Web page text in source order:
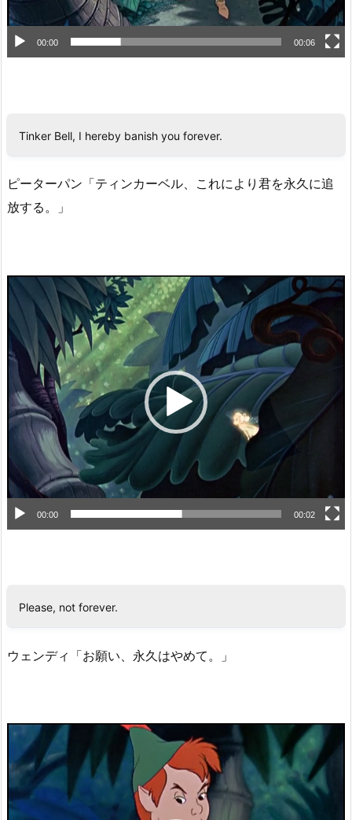
00:00 00:06
Tinker Bell, I hereby banish you forever.
ピーターパン「ティンカーベル、これにより君を永久に追
放する。」
動
プ
レ
ヤ
ー
00:00 00:02
Please, not forever.
ウェンディ「お願い、永久はやめて。」
動
画
レ